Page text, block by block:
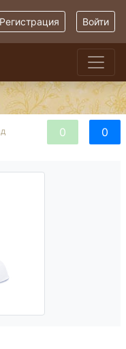
Регистрация Войти
0 0